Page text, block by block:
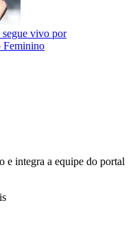
segue vivo por
Feminino
e integra a equipe do portal